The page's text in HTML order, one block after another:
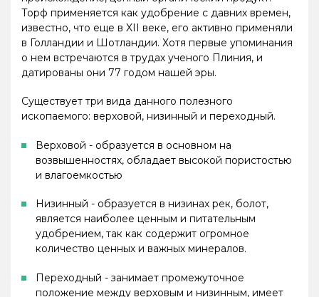
Торф применяется как удобрение с давних времен,
известно, что еще в XII веке, его активно применяли
в Голландии и Шотландии. Хотя первые упоминания
о нем встречаются в трудах ученого Плиния, и
датированы они 77 годом нашей эры.
Существует три вида данного полезного
ископаемого: верховой, низинный и переходный.
Верховой - образуется в основном на
возвышенностях, обладает высокой пористостью
и влагоемкостью
Низинный - образуется в низинах рек, болот,
является наиболее ценным и питательным
удобрением, так как содержит огромное
количество ценных и важных минералов.
Переходный - занимает промежуточное
положение между верховым и низинным, имеет